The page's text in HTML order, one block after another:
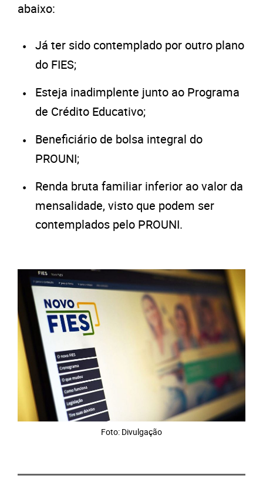
abaixo:
Já ter sido contemplado por outro plano
do FIES;
Esteja inadimplente junto ao Programa
de Crédito Educativo;
Beneficiário de bolsa integral do
PROUNI;
Renda bruta familiar inferior ao valor da
mensalidade, visto que podem ser
contemplados pelo PROUNI.
Foto: Divulgação